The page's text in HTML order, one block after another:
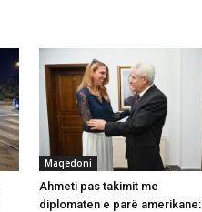
Maqedoni
Ahmeti pas takimit me
diplomaten e parë amerikane: